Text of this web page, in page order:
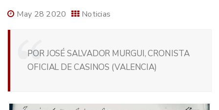
May 28 2020 Noticias
POR JOSÉ SALVADOR MURGUI, CRONISTA
OFICIAL DE CASINOS (VALENCIA)